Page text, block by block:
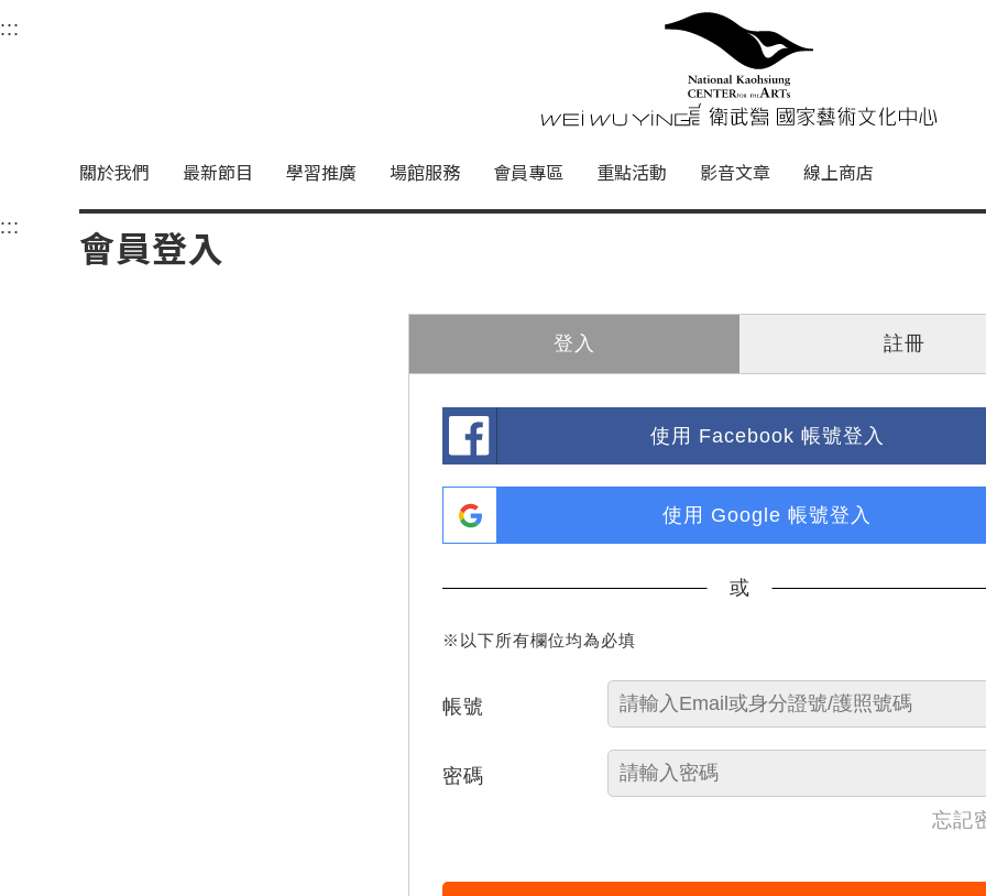
衛武營國家藝術文化中心
中央內容區塊，為本頁主要內容區。
::: 衛武營國家藝術文
關於我們 最新節目 學習推廣 場館服務 會員專區 重點活動 影音文章 線上商店
::: 中央內容區塊，為本頁主要內容區。
會員登入
登入 註冊
使用 Facebook 帳號登入
使用 Google 帳號登入
或
※以下所有欄位均為必填
帳號
密碼
忘記